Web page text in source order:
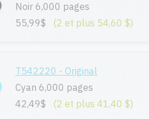
Noir 6,000 pages
55,99$
(2 et plus 54,60 $)
T542220 - Original
Cyan 6,000 pages
42,49$
(2 et plus 41,40 $)